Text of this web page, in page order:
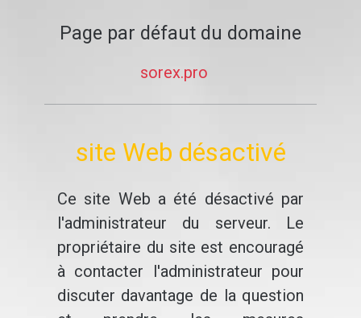
Page par défaut du domaine
sorex.pro
site Web désactivé
Ce site Web a été désactivé par
l'administrateur du serveur. Le
propriétaire du site est encouragé
à contacter l'administrateur pour
discuter davantage de la question